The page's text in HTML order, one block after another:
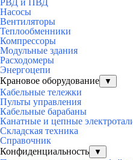
РВД и ПВД
Насосы
Вентиляторы
Теплообменники
Компрессоры
Модульные здания
Расходомеры
Энергоцепи
Крановое оборудование
▼
Кабельные тележки
Пульты управления
Кабельные барабаны
Канатные и цепные
Складская техника
Справочник
Конфиденциальность
▼